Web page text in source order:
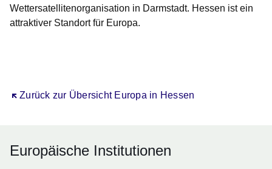
Wettersatellitenorganisation in Darmstadt. Hessen ist ein
attraktiver Standort für Europa.
Zurück zur Übersicht Europa in Hessen
Öffnet sich in einem neuen Fenster
Europäische Institutionen